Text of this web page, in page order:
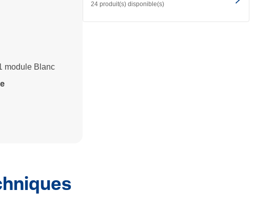
module Blanc
24 produit(s) disponible(s)